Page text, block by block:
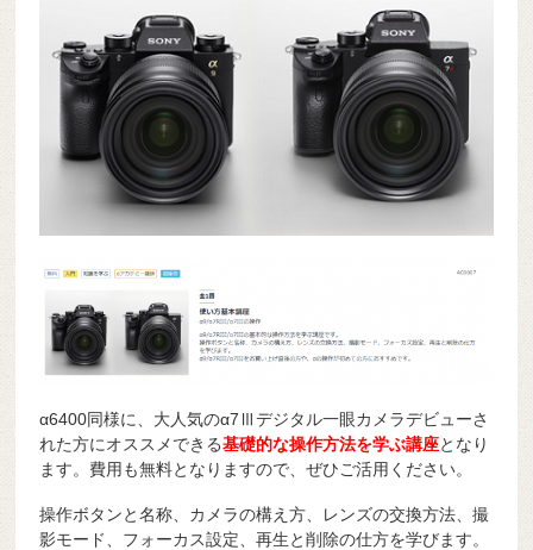
α6400同様に、大人気のα7Ⅲデジタル一眼カメラデビューさ
れた方にオススメできる基礎的な操作方法を学ぶ講座となり
ます。費用も無料となりますので、ぜひご活用ください。
操作ボタンと名称、カメラの構え方、レンズの交換方法、撮
影モード、フォーカス設定、再生と削除の仕方を学びます。